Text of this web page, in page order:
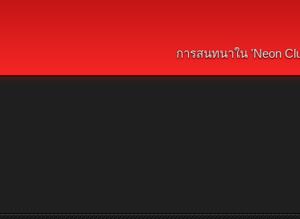
การสนทนาใน 'Neon